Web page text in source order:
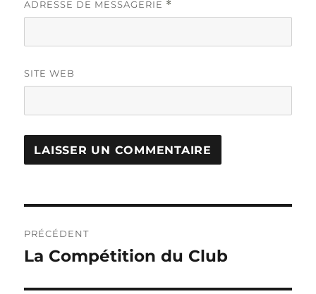
ADRESSE DE MESSAGERIE *
SITE WEB
de
PRÉCÉDENT
Publication
La Compétition du Club